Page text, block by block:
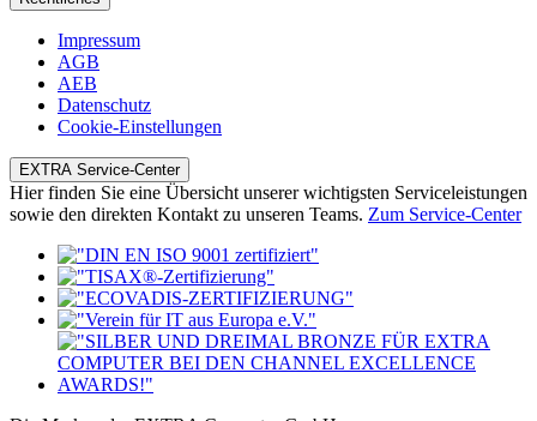
Impressum
AGB
AEB
Datenschutz
Cookie-Einstellungen
EXTRA Service-Center
Hier finden Sie eine Übersicht unserer wichtigsten Serviceleistungen
sowie den direkten Kontakt zu unseren Teams. Zum Service-Center